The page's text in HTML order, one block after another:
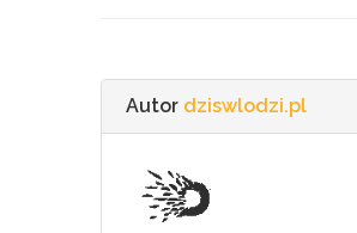
Autor dziswlodzi.pl